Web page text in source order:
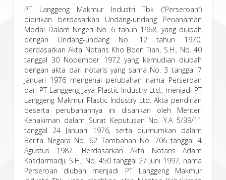
PT Langgeng Makmur Industri Tbk (“Perseroan”)
didirikan berdasarkan Undang-undang Penanaman
Modal Dalam Negeri No. 6 tahun 1968, yang diubah
dengan Undang-undang No. 12 tahun 1970,
berdasarkan Akta Notaris Kho Boen Tian, S.H., No. 40
tanggal 30 Nopember 1972 yang kemudian diubah
dengan akta dari notaris yang sama No. 3 tanggal 7
Januari 1976 mengenai perubahan nama Perseroan
dari PT Langgeng Jaya Plastic Industry Ltd., menjadi PT
Langgeng Makmur Plastic Industry Ltd. Akta pendirian
beserta perubahannya ini disahkan oleh Menteri
Kehakiman dalam Surat Keputusan No. Y.A 5/39/11
tanggal 24 Januari 1976, serta diumumkan dalam
Berita Negara No. 62 Tambahan No. 706 tanggal 4
Agustus 1987. Berdasarkan Akta Notaris Adam
Kasdarmadji, S.H., No. 450 tanggal 27 Juni 1997, nama
Perseroan diubah menjadi PT Langgeng Makmur